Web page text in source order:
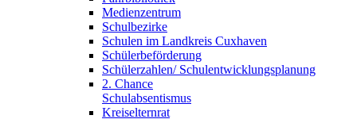
Medienzentrum
Schulbezirke
Schulen im Landkreis Cuxhaven
Schülerbeförderung
Schülerzahlen/ Schulentwicklungsplanung
2. Chance
Schulabsentismus
Kreiselternrat